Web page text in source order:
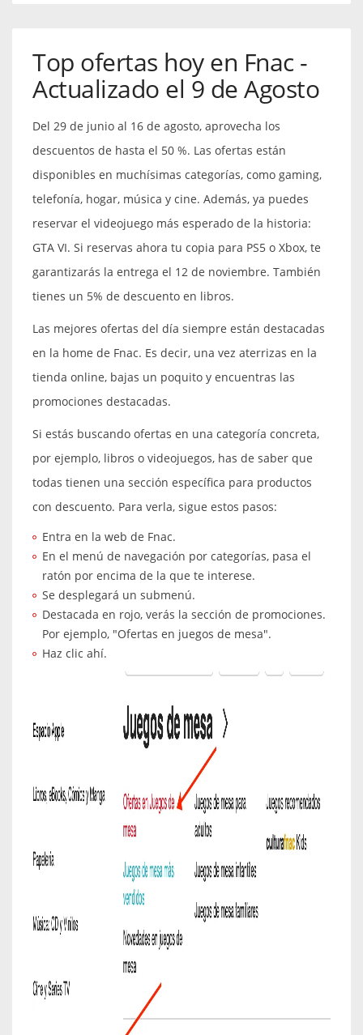
Top ofertas hoy en Fnac -
Actualizado el 9 de Agosto
Del 29 de junio al 16 de agosto, aprovecha los
descuentos de hasta el 50 %. Las ofertas están
disponibles en muchísimas categorías, como gaming,
telefonía, hogar, música y cine. Además, ya puedes
reservar el videojuego más esperado de la historia:
GTA VI. Si reservas ahora tu copia para PS5 o Xbox, te
garantizarás la entrega el 12 de noviembre. También
tienes un 5% de descuento en libros.
Las mejores ofertas del día siempre están destacadas
en la home de Fnac. Es decir, una vez aterrizas en la
tienda online, bajas un poquito y encuentras las
promociones destacadas.
Si estás buscando ofertas en una categoría concreta,
por ejemplo, libros o videojuegos, has de saber que
todas tienen una sección específica para productos
con descuento. Para verla, sigue estos pasos:
Entra en la web de Fnac.
En el menú de navegación por categorías, pasa el
ratón por encima de la que te interese.
Se desplegará un submenú.
Destacada en rojo, verás la sección de promociones.
Por ejemplo, "Ofertas en juegos de mesa".
Haz clic ahí.